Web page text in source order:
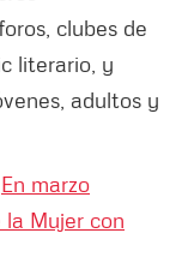
clubes de
literario, y
adultos y
En marzo
Mujer con